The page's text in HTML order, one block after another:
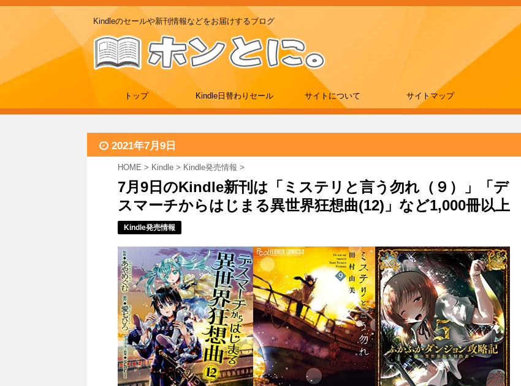
Kindleのセールや新刊情報などをお届けするブログ
トップ Kindle日替わりセール サイトについて サイトマップ
2021年7月9日
HOME > Kindle > Kindle発売情報 >
7月9日のKindle新刊は「ミステリと言う勿れ（９）」「デ
スマーチからはじまる異世界狂想曲(12)」など1,000冊以上
Kindle発売情報